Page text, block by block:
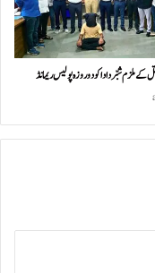
کے ملزم شبّر دادا کو دو روزہ پولیس ریمانڈ